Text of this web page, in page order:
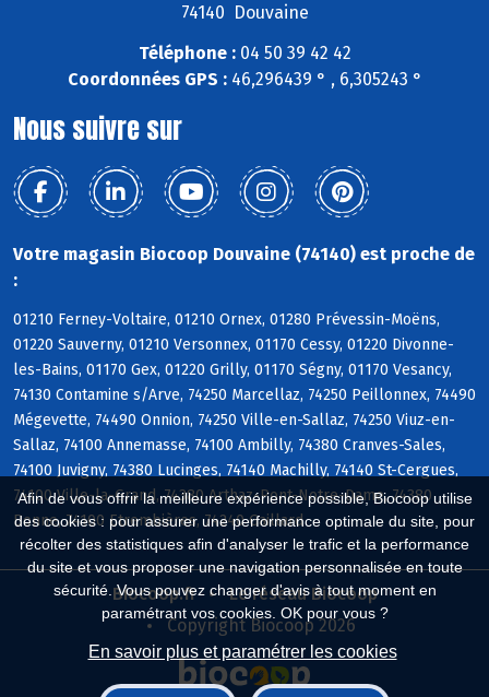
Afin de vous offrir la meilleure expérience possible, Biocoop utilise
des cookies : pour assurer une performance optimale du site, pour
récolter des statistiques afin d'analyser le trafic et la performance
du site et vous proposer une navigation personnalisée en toute
sécurité. Vous pouvez changer d'avis à tout moment en
paramétrant vos cookies. OK pour vous ?
En savoir plus et paramétrer les cookies
74140 Douvaine
Téléphone :04 50 39 42 42
Coordonnées GPS :46,296439 ° , 6,305243 °
Nous suivre sur
Votre magasin Biocoop Douvaine (74140) est proche de
:
01210 Ferney-Voltaire, 01210 Ornex, 01280 Prévessin-Moëns,
01220 Sauverny, 01210 Versonnex, 01170 Cessy, 01220 Divonne-
les-Bains, 01170 Gex, 01220 Grilly, 01170 Ségny, 01170 Vesancy,
74130 Contamine s/Arve, 74250 Marcellaz, 74250 Peillonnex, 74490
Mégevette, 74490 Onnion, 74250 Ville-en-Sallaz, 74250 Viuz-en-
Sallaz, 74100 Annemasse, 74100 Ambilly, 74380 Cranves-Sales,
74100 Juvigny, 74380 Lucinges, 74140 Machilly, 74140 St-Cergues,
74100 Ville-la-Grand, 74380 Arthaz-Pont-Notre-Dame, 74380
Bonne, 74100 Etrembières, 74240 Gaillard
Biocoop.fr
Le réseau Biocoop
Copyright Biocoop 2026